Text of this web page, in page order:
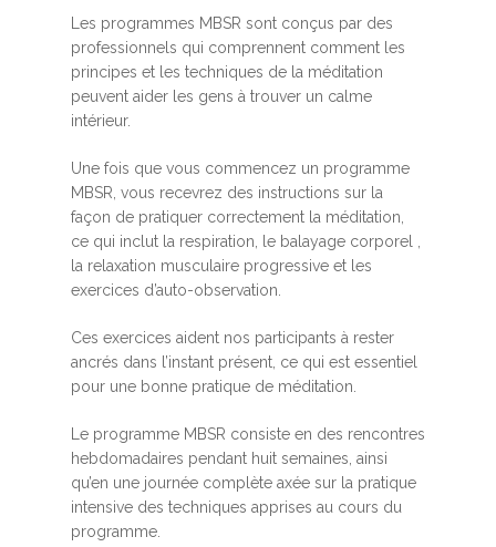
Les programmes MBSR sont conçus par des
professionnels qui comprennent comment les
principes et les techniques de la méditation
peuvent aider les gens à trouver un calme
intérieur.
Une fois que vous commencez un programme
MBSR, vous recevrez des instructions sur la
façon de pratiquer correctement la méditation,
ce qui inclut la respiration, le balayage corporel ,
la relaxation musculaire progressive et les
exercices d’auto-observation.
Ces exercices aident nos participants à rester
ancrés dans l’instant présent, ce qui est essentiel
pour une bonne pratique de méditation.
Le programme MBSR consiste en des rencontres
hebdomadaires pendant huit semaines, ainsi
qu’en une journée complète axée sur la pratique
intensive des techniques apprises au cours du
programme.